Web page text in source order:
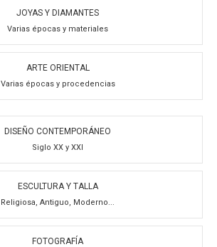
JOYAS Y DIAMANTES
Varias épocas y materiales
ARTE ORIENTAL
Varias épocas y procedencias
DISEÑO CONTEMPORÁNEO
Siglo XX y XXI
ESCULTURA Y TALLA
Religiosa, Antiguo, Moderno...
FOTOGRAFÍA